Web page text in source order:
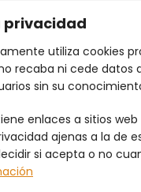
privacidad
utiliza cookies
recaba ni cede datos
sin su
enlaces a sitios
ajenas a la de
si acepta o no
y disfruta
y